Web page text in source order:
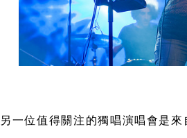
另一位值得關注的獨唱演唱會是來